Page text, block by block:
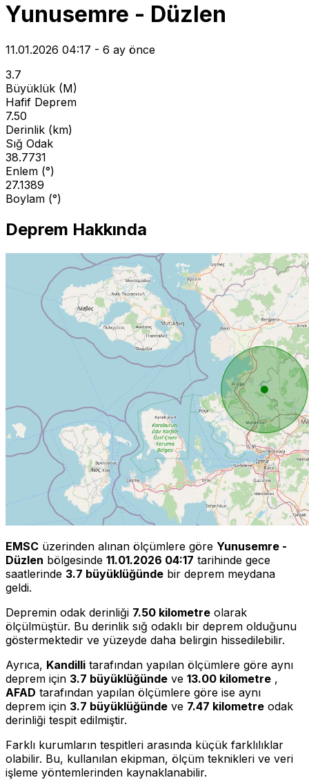
Yunusemre - Düzlen
11.01.2026 04:17 - 6 ay önce
3.7
Büyüklük (M)
Hafif Deprem
7.50
Derinlik (km)
Sığ Odak
38.7731
Enlem (°)
27.1389
Boylam (°)
Deprem Hakkında
EMSC üzerinden alınan ölçümlere göre Yunusemre -
Düzlen bölgesinde 11.01.2026 04:17 tarihinde gece
saatlerinde 3.7 büyüklüğünde bir deprem meydana
geldi.
Depremin odak derinliği 7.50 kilometre olarak
ölçülmüştür. Bu derinlik sığ odaklı bir deprem olduğunu
göstermektedir ve yüzeyde daha belirgin hissedilebilir.
Ayrıca, Kandilli tarafından yapılan ölçümlere göre aynı
deprem için 3.7 büyüklüğünde ve 13.00 kilometre ,
AFAD tarafından yapılan ölçümlere göre ise aynı
deprem için 3.7 büyüklüğünde ve 7.47 kilometre odak
derinliği tespit edilmiştir.
Farklı kurumların tespitleri arasında küçük farklılıklar
olabilir. Bu, kullanılan ekipman, ölçüm teknikleri ve veri
işleme yöntemlerinden kaynaklanabilir.